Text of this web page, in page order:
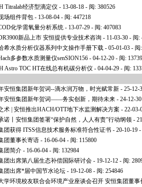
Titralab经济型滴定仪 - 13-08-18 - 阅: 380526
场组件背包 - 13-08-04 - 阅: 447218
化学需氧量分析系统 - 13-07-29 - 阅: 407083
新品上市 安恒提供专业技术咨询 - 11-03-30 - 阅:
希水质分析仪器系列中文操作手册下载 - 05-01-03 - 阅
多参数水质测量仪senSION156 - 04-12-20 - 阅:
Astro TOC HT在线总有机碳分析仪 - 04-04-29 - 阅:
安恒集团新年贺词--滴水润万物，时光赋常新 - 25-12-
安恒集团新年贺词——务实创新，期待未来 - 24-12-
术 | 安恒推出HACH/OTT地下水监测解决方案 - 22-03-
诺丨安恒集团签署“保护自然，人人有责”行动纲领 -
团获得 ITSS信息技术服务标准符合性证书 - 20-10-19
团董事长寄语 - 16-06-04 - 阅: 115800
团简介 - 16-06-04 - 阅: 132984
团出席第八届生态补偿国际研讨会 - 19-12-12 - 阅:
团出席*届中国节水论坛 - 19-12-08 - 阅: 254846
学环境校友联合会环境产业座谈会召开 安恒集团董事